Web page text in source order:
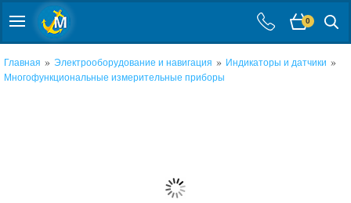
0
Главная » Электрооборудование и навигация » Индикаторы и датчики »
Многофункциональные измерительные приборы